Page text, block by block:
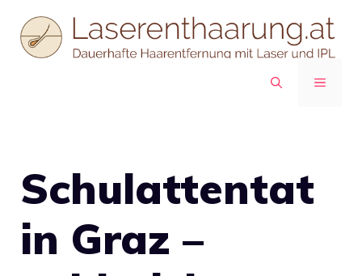
Inhalt
springen
MENÜ
Schulattentat
in Graz –